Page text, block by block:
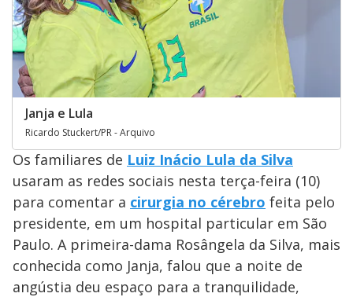
Janja e Lula
Ricardo Stuckert/PR - Arquivo
Os familiares de Luiz Inácio Lula da Silva
usaram as redes sociais nesta terça-feira (10)
para comentar a cirurgia no cérebro feita pelo
presidente, em um hospital particular em São
Paulo. A primeira-dama Rosângela da Silva, mais
conhecida como Janja, falou que a noite de
angústia deu espaço para a tranquilidade,